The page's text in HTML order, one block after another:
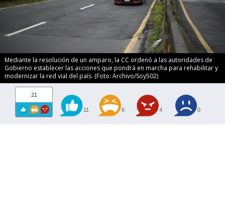
Mediante la resolución de un amparo, la CC ordenó a las autoridades de
Gobierno establecer las acciones que pondrá en marcha para rehabilitar y
modernizar la red vial del país. (Foto: Archivo/Soy502)
21
11 6 4 0